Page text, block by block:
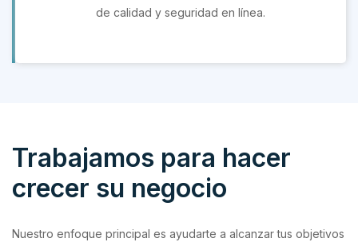
de calidad y seguridad en línea.
Trabajamos para hacer
crecer su negocio
Nuestro enfoque principal es ayudarte a alcanzar tus objetivos